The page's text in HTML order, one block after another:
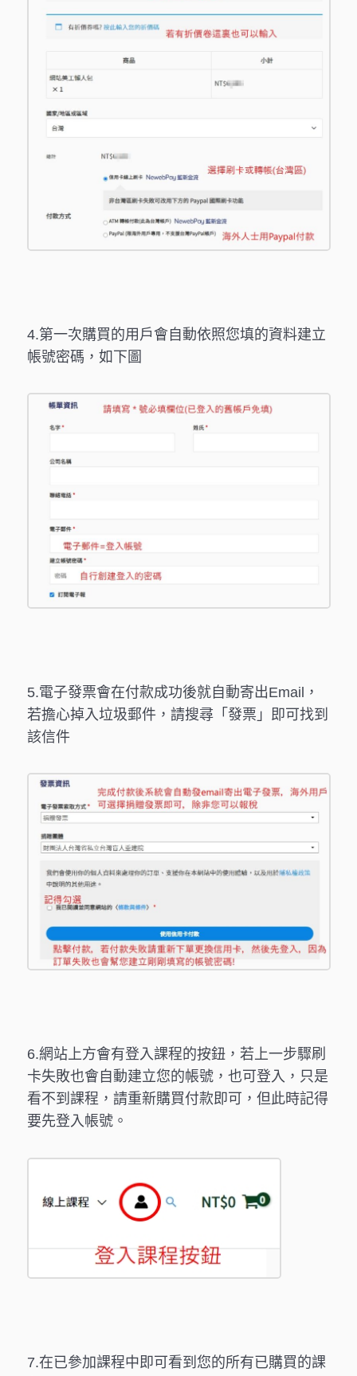
4.第一次購買的用戶會自動依照您填的資料建立
帳號密碼，如下圖
5.電子發票會在付款成功後就自動寄出Email，
若擔心掉入垃圾郵件，請搜尋「發票」即可找到
該信件
6.網站上方會有登入課程的按鈕，若上一步驟刷
卡失敗也會自動建立您的帳號，也可登入，只是
看不到課程，請重新購買付款即可，但此時記得
要先登入帳號。
7.在已參加課程中即可看到您的所有已購買的課